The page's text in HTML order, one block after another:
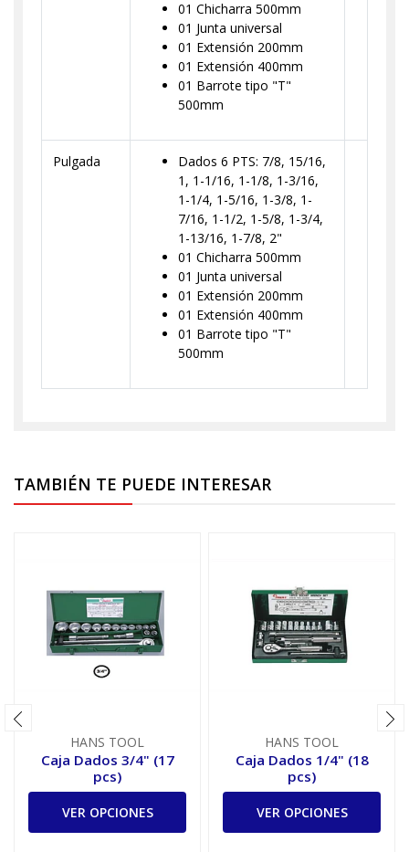
01 Chicharra 500mm
01 Junta universal
01 Extensión 200mm
01 Extensión 400mm
01 Barrote tipo "T"
500mm
Pulgada
Dados 6 PTS: 7/8, 15/16,
1, 1-1/16, 1-1/8, 1-3/16,
1-1/4, 1-5/16, 1-3/8, 1-
7/16, 1-1/2, 1-5/8, 1-3/4,
1-13/16, 1-7/8, 2"
01 Chicharra 500mm
01 Junta universal
01 Extensión 200mm
01 Extensión 400mm
01 Barrote tipo "T"
500mm
TAMBIÉN TE PUEDE INTERESAR
HANS TOOL
Caja Dados 3/4" (17
pcs)
VER OPCIONES
HANS TOOL
Caja Dados 1/4" (18
pcs)
VER OPCIONES